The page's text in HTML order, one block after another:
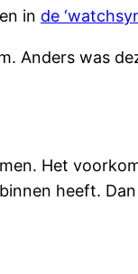
in de
Anders was
Het
heeft.